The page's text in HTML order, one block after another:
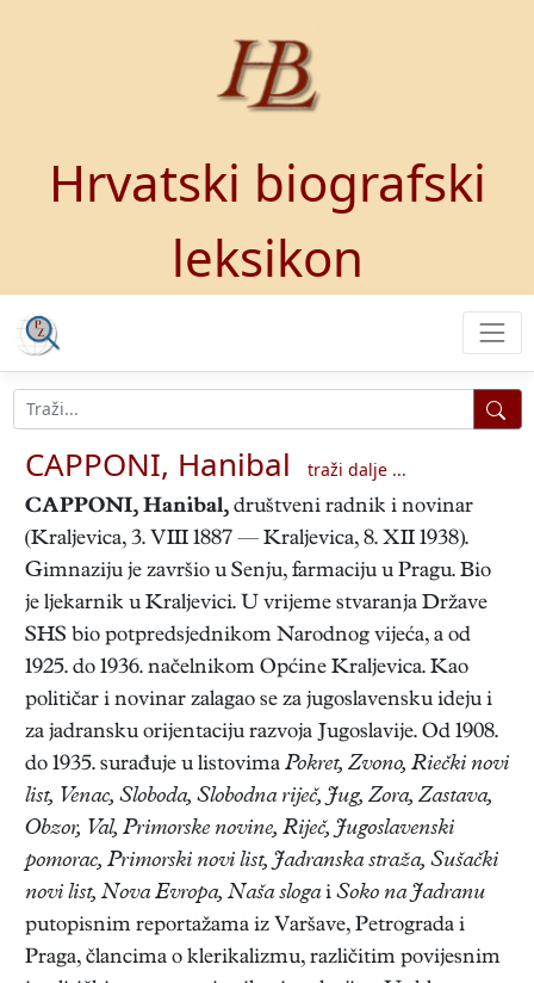
Hrvatski biografski
leksikon
CAPPONI, Hanibal
traži dalje ...
CAPPONI, Hanibal, društveni radnik i novinar
(Kraljevica, 3. VIII 1887 — Kraljevica, 8. XII 1938).
Gimnaziju je završio u Senju, farmaciju u Pragu. Bio
je ljekarnik u Kraljevici. U vrijeme stvaranja Države
SHS bio potpredsjednikom Narodnog vijeća, a od
1925. do 1936. načelnikom Općine Kraljevica. Kao
političar i novinar zalagao se za jugoslavensku ideju i
za jadransku orijentaciju razvoja Jugoslavije. Od 1908.
do 1935. surađuje u listovima Pokret, Zvono, Riečki novi
list, Venac, Sloboda, Slobodna riječ, Jug, Zora, Zastava,
Obzor, Val, Primorske novine, Riječ, Jugoslavenski
pomorac, Primorski novi list, Jadranska straža, Sušački
novi list, Nova Evropa, Naša slogai Soko na Jadranu
putopisnim reportažama iz Varšave, Petrograda i
Praga, člancima o klerikalizmu, različitim povijesnim